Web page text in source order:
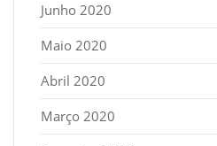
Junho 2020
Maio 2020
Abril 2020
Março 2020